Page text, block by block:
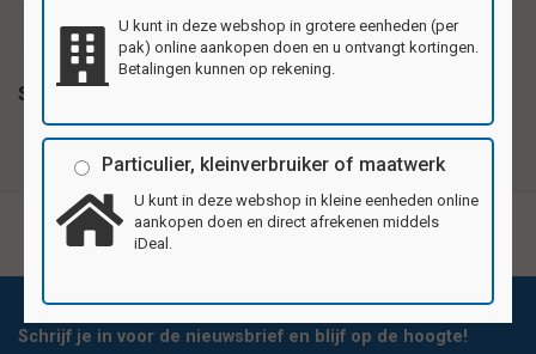
Verzamelkaarten
Specificaties
Schrijf je in voor de nieuwsbrief en blijf op de hoogte!
U kunt in deze webshop in grotere eenheden (per
pak) online aankopen doen en u ontvangt kortingen.
Betalingen kunnen op rekening.
Particulier, kleinverbruiker of maatwerk
U kunt in deze webshop in kleine eenheden online
aankopen doen en direct afrekenen middels
iDeal.